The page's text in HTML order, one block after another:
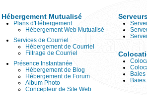
Hébergement Mutualisé
Plans d'Hébergement
Hébergement Web Mutualisé
Services de Courriel
Hébergement de Courriel
Filtrage de Courriel
Présence Instantanée
Hébergement de Blog
Hébergement de Forum
Album Photo
Concepteur de Site Web